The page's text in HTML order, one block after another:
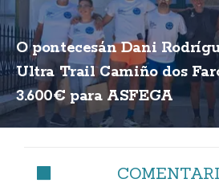
O pontecesán Dani
Ultra Trail Camiño dos
3.600€ para ASFEGA